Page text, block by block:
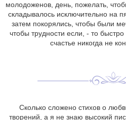
молодоженов, день, пожелать,
складывалось исключительно на
затем покорялись, чтобы были
чтобы трудности если, - то
счастье никогда не
Сколько сложено стихов о
творений, а я не знаю высокий